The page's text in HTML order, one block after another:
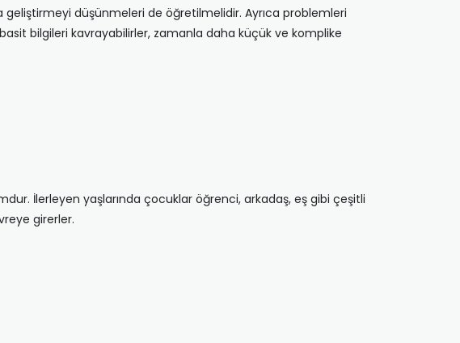
geliştirmeyi düşünmeleri de öğretilmelidir. Ayrıca problemleri
bilgileri kavrayabilirler, zamanla daha küçük ve komplike
İlerleyen yaşlarında çocuklar öğrenci, arkadaş, eş gibi çeşitli
girerler.